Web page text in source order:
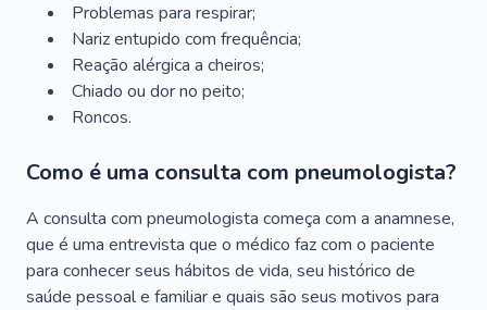
Problemas para respirar;
Nariz entupido com frequência;
Reação alérgica a cheiros;
Chiado ou dor no peito;
Roncos.
Como é uma consulta com pneumologista?
A consulta com pneumologista começa com a anamnese,
que é uma entrevista que o médico faz com o paciente
para conhecer seus hábitos de vida, seu histórico de
saúde pessoal e familiar e quais são seus motivos para